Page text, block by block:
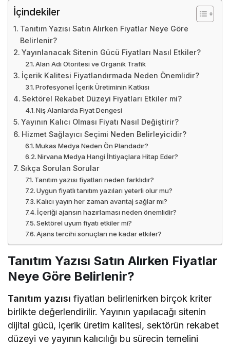
İçindekiler
Tanıtım Yazısı Satın Alırken Fiyatlar Neye Göre
Belirlenir?
Yayınlanacak Sitenin Gücü Fiyatları Nasıl Etkiler?
Alan Adı Otoritesi ve Organik Trafik
İçerik Kalitesi Fiyatlandırmada Neden Önemlidir?
Profesyonel İçerik Üretiminin Katkısı
Sektörel Rekabet Düzeyi Fiyatları Etkiler mi?
Niş Alanlarda Fiyat Dengesi
Yayının Kalıcı Olması Fiyatı Nasıl Değiştirir?
Hizmet Sağlayıcı Seçimi Neden Belirleyicidir?
Mukas Medya Neden Ön Plandadır?
Nirvana Medya Hangi İhtiyaçlara Hitap Eder?
Sıkça Sorulan Sorular
Tanıtım yazısı fiyatları neden farklıdır?
Uygun fiyatlı tanıtım yazıları yeterli olur mu?
Kalıcı yayın her zaman avantaj sağlar mı?
İçeriği ajansın hazırlaması neden önemlidir?
Sektörel uyum fiyatı etkiler mi?
Ajans tercihi sonuçları ne kadar etkiler?
Tanıtım Yazısı Satın Alırken Fiyatlar
Neye Göre Belirlenir?
Tanıtım yazısı fiyatları belirlenirken birçok kriter
birlikte değerlendirilir. Yayının yapılacağı sitenin
dijital gücü, içerik üretim kalitesi, sektörün rekabet
düzeyi ve yayının kalıcılığı bu sürecin temelini